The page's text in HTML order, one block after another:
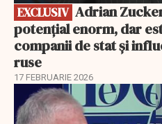
EXCLUSIV
potențial enorm, dar
companii de stat și
ruse
17 FEBRUARIE 2026
EXCLUSIV